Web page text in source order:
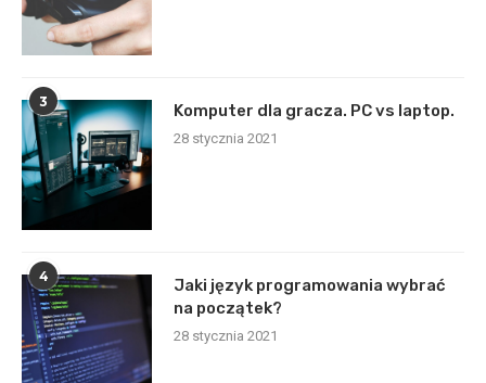
3
Komputer dla gracza. PC vs laptop.
28 stycznia 2021
4
Jaki język programowania wybrać
na początek?
28 stycznia 2021